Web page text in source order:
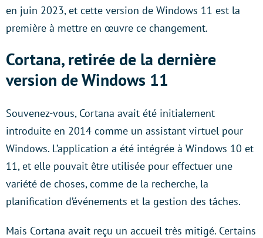
en juin 2023, et cette version de Windows 11 est la
première à mettre en œuvre ce changement.
Cortana, retirée de la dernière
version de Windows 11
Souvenez-vous, Cortana avait été initialement
introduite en 2014 comme un assistant virtuel pour
Windows. L’application a été intégrée à Windows 10 et
11, et elle pouvait être utilisée pour effectuer une
variété de choses, comme de la recherche, la
planification d’événements et la gestion des tâches.
Mais Cortana avait reçu un accueil très mitigé. Certains